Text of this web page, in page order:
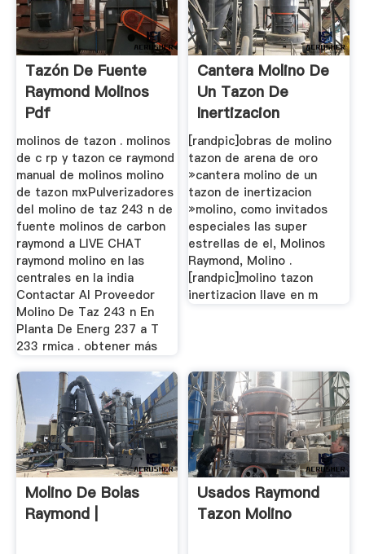
Tazón De Fuente
Raymond Molinos
Pdf
molinos de tazon . molinos
de c rp y tazon ce raymond
manual de molinos molino
de tazon mxPulverizadores
del molino de taz 243 n de
fuente molinos de carbon
raymond a LIVE CHAT
raymond molino en las
centrales en la india
Contactar Al Proveedor
Molino De Taz 243 n En
Planta De Energ 237 a T
233 rmica . obtener más
Cantera Molino De
Un Tazon De
Inertizacion
[randpic]obras de molino
tazon de arena de oro
»cantera molino de un
tazon de inertizacion
»molino, como invitados
especiales las super
estrellas de el, Molinos
Raymond, Molino .
[randpic]molino tazon
inertizacion llave en m
Molino De Bolas
Raymond |
Usados Raymond
Tazon Molino